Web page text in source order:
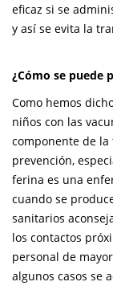
eficaz si se
y así se evita la
¿Cómo se puede
Como hemos
niños con las
componente de la
prevención,
ferina es una
cuando se
sanitarios
los contactos
personal de
algunos casos se